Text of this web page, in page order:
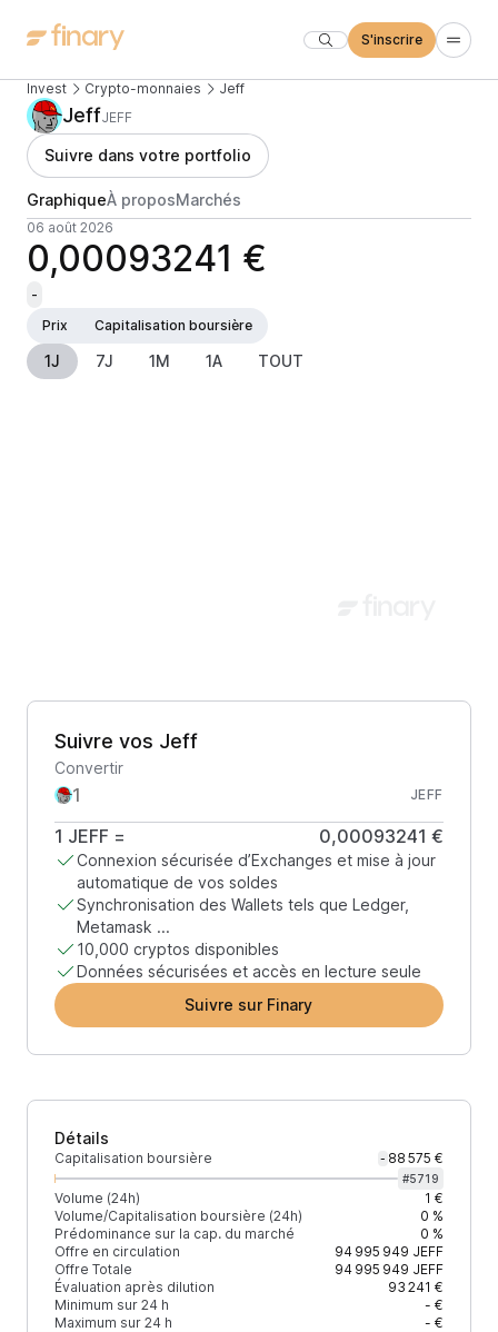
S'inscrire
Invest Crypto-monnaies Jeff
JeffJEFF
Suivre dans votre portfolio
GraphiqueÀ proposMarchés
06 août 2026
0,00093241 €
-
Prix
Capitalisation boursière
1J 7J 1M 1A TOUT
Suivre vos Jeff
Convertir
JEFF
1 JEFF = 0,00093241 €
Connexion sécurisée d’Exchanges et mise à jour
automatique de vos soldes
Synchronisation des Wallets tels que Ledger,
Metamask ...
10,000 cryptos disponibles
Données sécurisées et accès en lecture seule
Suivre sur Finary
Détails
Capitalisation boursière - 88 575 €
#5719
Volume (24h)
1 €
Volume/Capitalisation boursière (24h)
0 %
Prédominance sur la cap. du marché
0 %
Offre en circulation
94 995 949 JEFF
Offre Totale
94 995 949 JEFF
Évaluation après dilution
93 241 €
Minimum sur 24 h
- €
Maximum sur 24 h
- €